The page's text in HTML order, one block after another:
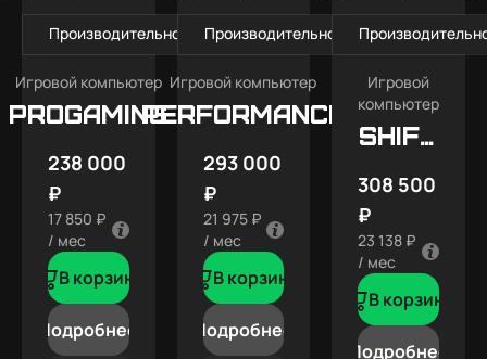
Производительность в играх
Игровой компьютер
PROGAMING
238 000
₽
17 850 ₽
/ мес
В корзину
Подробнее
Производительность в играх
Игровой компьютер
Performance
293 000
₽
21 975 ₽
/ мес
В корзину
Подробнее
Игровой
компьютер
SHIFT
308 500
₽
23 138 ₽
/ мес
В корзину
Подробнее